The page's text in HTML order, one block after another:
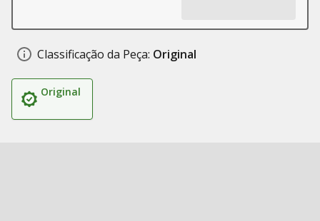
Classificação da Peça: Original
Original